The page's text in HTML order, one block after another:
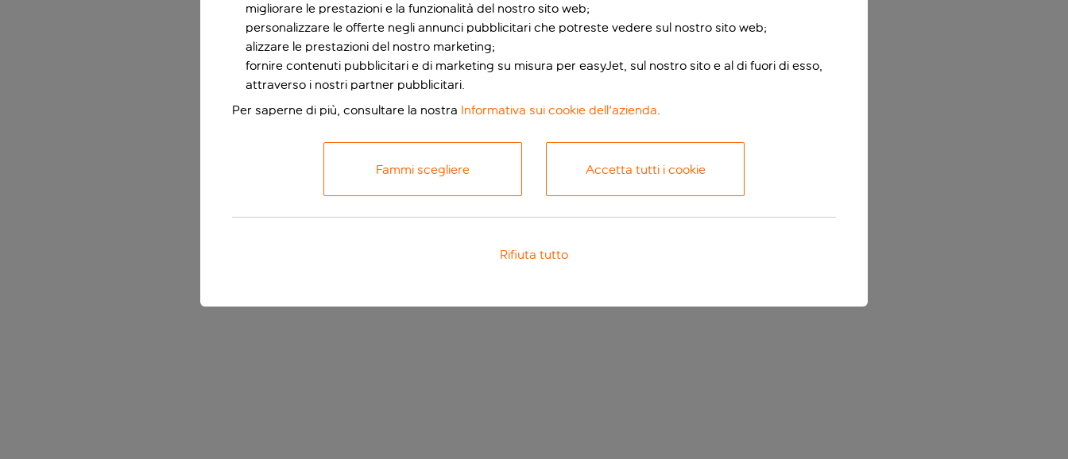
migliorare le prestazioni e la funzionalità del nostro sito web;
personalizzare le offerte negli annunci pubblicitari che potreste vedere sul nostro sito web;
alizzare le prestazioni del nostro marketing;
fornire contenuti pubblicitari e di marketing su misura per easyJet, sul nostro sito e al di fuori di esso,
attraverso i nostri partner pubblicitari.
Per saperne di più, consultare la nostra Informativa sui cookie dell'azienda.
Fammi scegliere Accetta tutti i cookie
Rifiuta tutto